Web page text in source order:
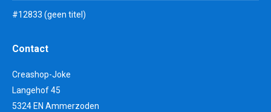
#12833 (geen titel)
Contact
Creashop-Joke
Langehof 45
5324 EN Ammerzoden